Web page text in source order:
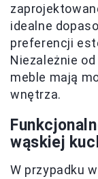
idealne
preferencji
Niezależnie
meble mają
wnętrza.
wąskiej
W przypadku